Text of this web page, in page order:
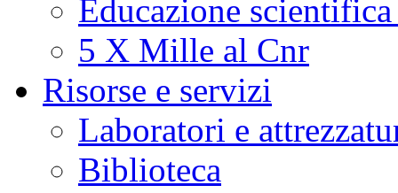
Educazione
5 X Mille al Cnr
Risorse e servizi
Laboratori e
Biblioteca